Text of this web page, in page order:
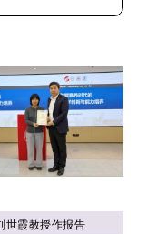
世霞教授作报告